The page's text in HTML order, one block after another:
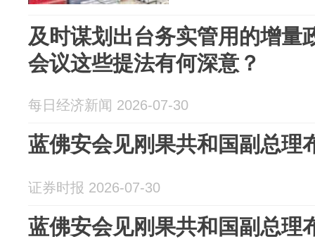
及时谋划出台务实管用的增
会议这些提法有何深意？
每日经济新闻 2026-07-30
蓝佛安会见刚果共和国副总理
证券时报 2026-07-30
蓝佛安会见刚果共和国副总理